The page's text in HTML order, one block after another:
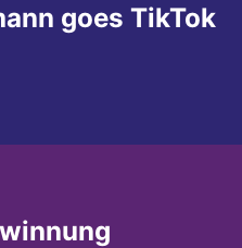
goes TikTok